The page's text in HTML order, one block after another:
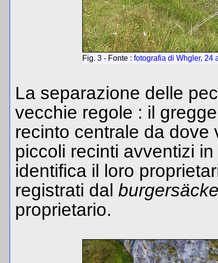
Fig. 3 - Fonte : fotografia di Whgler, 24
La separazione delle
vecchie regole : il
recinto centrale da dove
piccoli recinti avventizi
identifica il loro
registrati dal
proprietario.